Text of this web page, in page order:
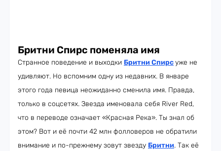
Бритни Спирс поменяла имя
Странное поведение и выходки Бритни Спирсуже не
удивляют. Но вспомним одну из недавних. В январе
этого года певица неожиданно сменила имя. Правда,
только в соцсетях. Звезда именовала себя River Red,
что в переводе означает «Красная Река». Ты знал об
этом? Вот и её почти 42 млн фолловеров не обратили
внимание и по-прежнему зовут звезду Бритни. Так её